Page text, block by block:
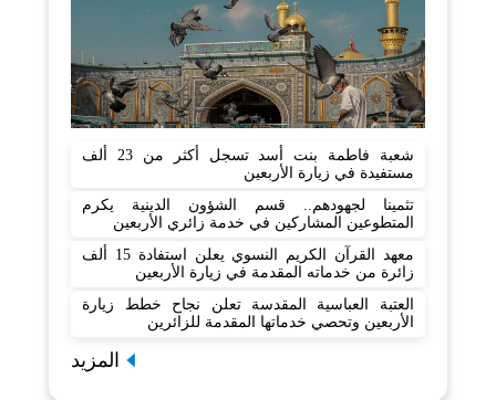
شعبة فاطمة بنت أسد تسجل أكثر من 23 ألف
مستفيدة في زيارة الأربعين
تثمينا لجهودهم.. قسم الشؤون الدينية يكرم
المتطوعين المشاركين في خدمة زائري الأربعين
معهد القرآن الكريم النسوي يعلن استفادة 15 ألف
زائرة من خدماته المقدمة في زيارة الأربعين
العتبة العباسية المقدسة تعلن نجاح خطط زيارة
الأربعين وتحصي خدماتها المقدمة للزائرين
المزيد